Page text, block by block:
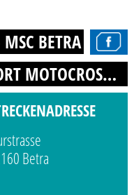
BETRA E.V.
9. JUGEND UND CLUBSPORT MOTOCROSS BETRA
Betra